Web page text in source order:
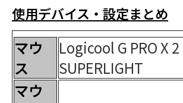
使用デバイス・設定まとめ
マウ
ス
Logicool G PRO X 2
SUPERLIGHT
マウ